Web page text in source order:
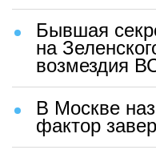
Бывшая
на
возмездия
В Москве
фактор